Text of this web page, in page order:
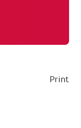
Print